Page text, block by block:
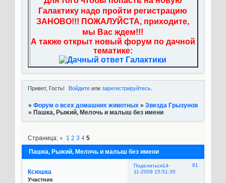
Галактику надо пройти регистрацию
ЗАНОВО!!! ПОЖАЛУЙСТА, приходите,
мы Вас ждем!!!
А также открыт новый форум по дачной
тематике:
Привет, Гость! Войдите илизарегистрируйтесь
» Форум о всех домашних животных » Звезда Грызунов
» Пашка, Рыжий, Мелочь и малыш без имени
Пашка, Рыжий, Мелочь и малыш без имени
Страница: « 1 2 3 4 5
Поделиться 81
14-
11-2009 15:51:35
Ксюшка
Участник